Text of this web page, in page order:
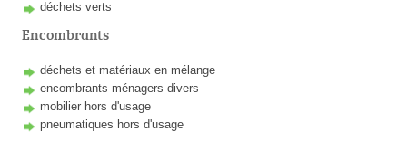
déchets verts
Encombrants
déchets et matériaux en mélange
encombrants ménagers divers
mobilier hors d'usage
pneumatiques hors d'usage